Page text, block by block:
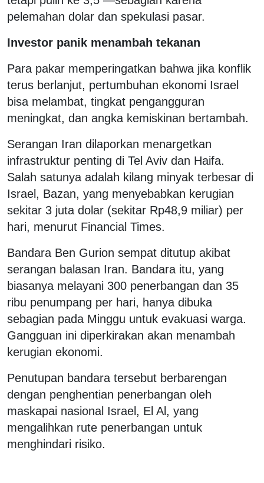
pelemahan dolar dan spekulasi pasar.
Investor panik menambah tekanan
Para pakar memperingatkan bahwa jika konflik
terus berlanjut, pertumbuhan ekonomi Israel
bisa melambat, tingkat pengangguran
meningkat, dan angka kemiskinan bertambah.
Serangan Iran dilaporkan menargetkan
infrastruktur penting di Tel Aviv dan Haifa.
Salah satunya adalah kilang minyak terbesar di
Israel, Bazan, yang menyebabkan kerugian
sekitar 3 juta dolar (sekitar Rp48,9 miliar) per
hari, menurut Financial Times.
Bandara Ben Gurion sempat ditutup akibat
serangan balasan Iran. Bandara itu, yang
biasanya melayani 300 penerbangan dan 35
ribu penumpang per hari, hanya dibuka
sebagian pada Minggu untuk evakuasi warga.
Gangguan ini diperkirakan akan menambah
kerugian ekonomi.
Penutupan bandara tersebut berbarengan
dengan penghentian penerbangan oleh
maskapai nasional Israel, El Al, yang
mengalihkan rute penerbangan untuk
menghindari risiko.